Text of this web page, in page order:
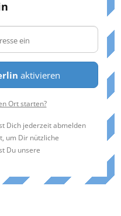
aktivieren
Ort starten?
Dich jederzeit abmelden
um Dir nützliche
Du unsere